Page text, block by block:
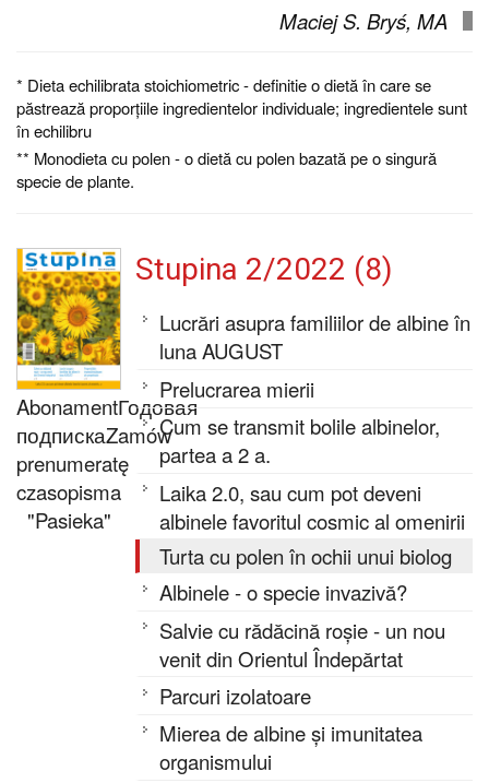
Maciej S. Bryś, MA
* Dieta echilibrata stoichiometric - definitie o dietă în care se
păstrează proporțiile ingredientelor individuale; ingredientele sunt
în echilibru
** Monodieta cu polen - o dietă cu polen bazată pe o singură
specie de plante.
AbonamentГодовая
подпискаZamów
prenumeratę
czasopisma
"Pasieka"
Stupina 2/2022 (8)
Lucrări asupra familiilor de albine în
luna AUGUST
Prelucrarea mierii
Cum se transmit bolile albinelor,
partea a 2 a.
Laika 2.0, sau cum pot deveni
albinele favoritul cosmic al omenirii
Turta cu polen în ochii unui biolog
Albinele - o specie invazivă?
Salvie cu rădăcină roșie - un nou
venit din Orientul Îndepărtat
Parcuri izolatoare
Mierea de albine și imunitatea
organismului